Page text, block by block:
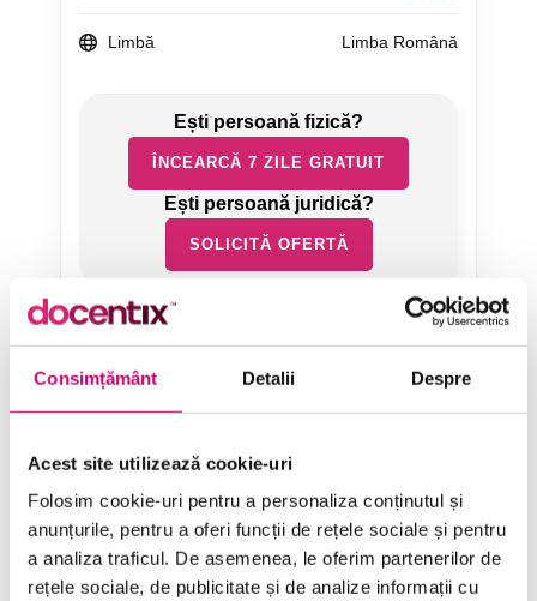
Consimțământ Detalii Despre
Acest site utilizează cookie-uri
Folosim cookie-uri pentru a personaliza conținutul și
anunțurile, pentru a oferi funcții de rețele sociale și pentru
a analiza traficul. De asemenea, le oferim partenerilor de
rețele sociale, de publicitate și de analize informații cu
Limbă Limba Română
ÎNCEARCĂ 7 ZILE GRATUIT
SOLICITĂ OFERTĂ
Categorii de Cursuri
Comunicare
Dezvoltare personală și profesională